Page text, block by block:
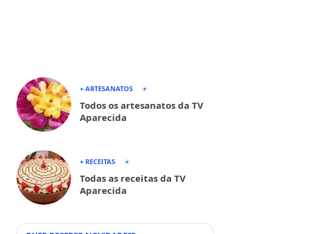
+ ARTESANATOS
Todos os artesanatos da TV
Aparecida
+ RECEITAS
Todas as receitas da TV
Aparecida